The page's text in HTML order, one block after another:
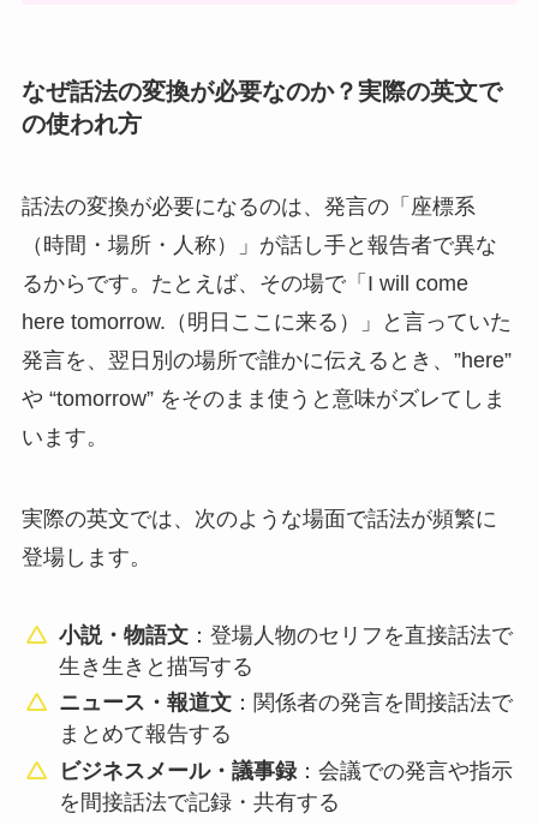
なぜ話法の変換が必要なのか？実際の英文で
の使われ方
話法の変換が必要になるのは、発言の「座標系
（時間・場所・人称）」が話し手と報告者で異な
るからです。たとえば、その場で「I will come
here tomorrow.（明日ここに来る）」と言っていた
発言を、翌日別の場所で誰かに伝えるとき、”here”
や “tomorrow” をそのまま使うと意味がズレてしま
います。
実際の英文では、次のような場面で話法が頻繁に
登場します。
小説・物語文 ：登場人物のセリフを直接話法で
生き生きと描写する
ニュース・報道文 ：関係者の発言を間接話法で
まとめて報告する
ビジネスメール・議事録：会議での発言や指示
を間接話法で記録・共有する